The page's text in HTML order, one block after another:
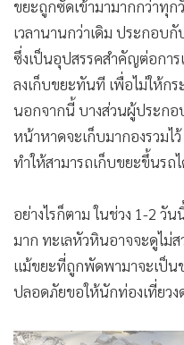
ขยะถูกซัดเข้ามามากกว่าทุก
เวลานานกว่าเดิม ประกอบ
ซึ่งเป็นอุปสรรคสำคัญต่อการ
ลงเก็บขยะทันที เพื่อไม่ให้ก
นอกจากนี้ บางส่วนผู้ประกอ
หน้าหาดจะเก็บมากองรวมไ
ทำให้สามารถเก็บขยะขึ้นรถ
อย่างไรก็ตาม ในช่วง 1-2 วั
มาก ทะเลหัวหินอาจจะดูไม่ส
แม้ขยะที่ถูกพัดพามาจะเป็น
ปลอดภัยขอให้นักท่องเที่ยวง